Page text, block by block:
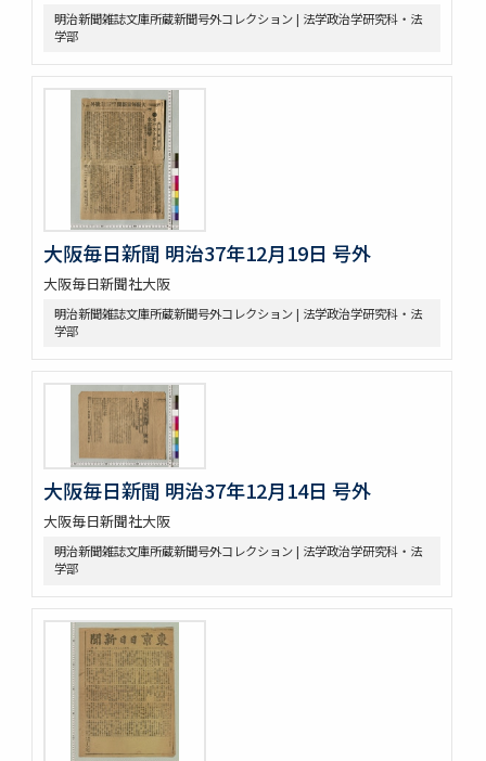
明治新聞雑誌文庫所蔵新聞号外コレクション | 法学政治学研究科・法
学部
大阪毎日新聞 明治37年12月19日 号外
大阪毎日新聞社大阪
明治新聞雑誌文庫所蔵新聞号外コレクション | 法学政治学研究科・法
学部
大阪毎日新聞 明治37年12月14日 号外
大阪毎日新聞社大阪
明治新聞雑誌文庫所蔵新聞号外コレクション | 法学政治学研究科・法
学部